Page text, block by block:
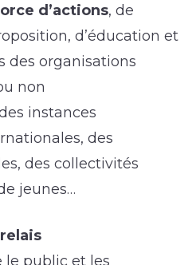
d’actions, de
d’éducation et
des organisations
non
instances
des
des collectivités
jeunes…
le public et les